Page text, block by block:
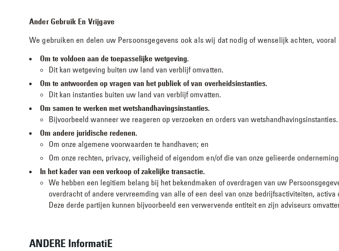
Ander Gebruik En Vrijgave
We gebruiken en delen uw Persoonsgegevens ook als wij dat nodig of wenselijk achten,
Om te voldoen aan de toepasselijke wetgeving.
Dit kan wetgeving buiten uw land van verblijf omvatten.
Om te antwoorden op vragen van het publiek of van overheidsinstanties.
Dit kan instanties buiten uw land van verblijf omvatten.
Om samen te werken met wetshandhavingsinstanties.
Bijvoorbeeld wanneer we reageren op verzoeken en orders van wetshandhavingsinstanties.
Om andere juridische redenen.
Om onze algemene voorwaarden te handhaven; en
Om onze rechten, privacy, veiligheid of eigendom en/of die van onze gelieerde
In het kader van een verkoop of zakelijke transactie.
We hebben een legitiem belang bij het bekendmaken of overdragen van uw
overdracht of andere vervreemding van alle of een deel van onze bedrijfsactiviteiten,
Deze derde partijen kunnen bijvoorbeeld een verwervende entiteit en zijn adviseurs
ANDERE InformatiE